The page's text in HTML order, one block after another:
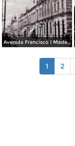
Avenida Francisco I Madero.
1 2